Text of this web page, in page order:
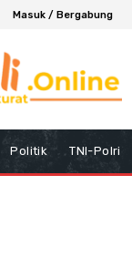
Masuk / Bergabung
Politik TNI-Polri